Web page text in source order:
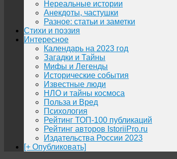
Нереальные истории
Анекдоты, частушки
Разное: статьи и заметки
Стихи и поэзия
Интересное
Календарь на 2023 год
Загадки и Тайны
Мифы и Легенды
Исторические события
Известные люди
НЛО и тайны космоса
Польза и Вред
Психология
Рейтинг ТОП-100 публикаций
Рейтинг авторов IstoriiPro.ru
Издательства России 2023
[+ Опубликовать]